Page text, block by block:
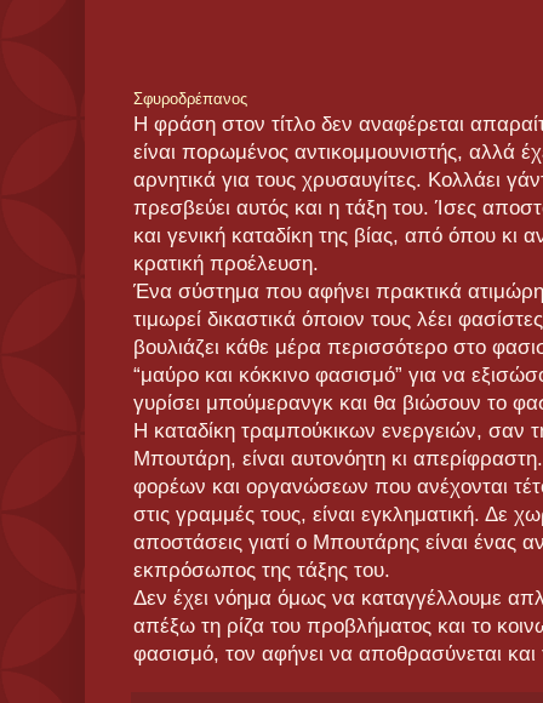
Σφυροδρέπανος
Η φράση στον τίτλο δεν αναφέρεται
είναι πορωμένος αντικομμουνιστής, αλλά
αρνητικά για τους χρυσαυγίτες. Κολλάει
πρεσβεύει αυτός και η τάξη του. Ίσες
και γενική καταδίκη της βίας, από όπου κι
κρατική προέλευση.
Ένα σύστημα που αφήνει πρακτικά
τιμωρεί δικαστικά όποιον τους λέει
βουλιάζει κάθε μέρα περισσότερο στο
“μαύρο και κόκκινο φασισμό” για να
γυρίσει μπούμερανγκ και θα βιώσουν το
Η καταδίκη τραμπούκικων ενεργειών, σαν
Μπουτάρη, είναι αυτονόητη κι
φορέων και οργανώσεων που ανέχονται
στις γραμμές τους, είναι εγκληματική. Δε
αποστάσεις γιατί ο Μπουτάρης είναι ένας
εκπρόσωπος της τάξης του.
Δεν έχει νόημα όμως να καταγγέλλουμε
απέξω τη ρίζα του προβλήματος και το
φασισμό, τον αφήνει να αποθρασύνεται και